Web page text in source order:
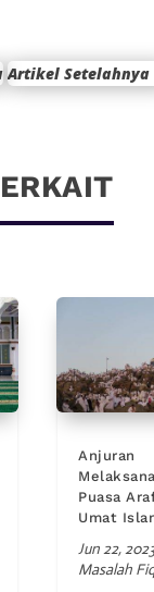
Artikel Setelahnya
Anjuran
Puasa
Umat
Jun 22,
Masalah